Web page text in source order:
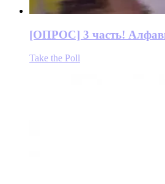
[ОПРОС] 3 часть!
Take the Poll